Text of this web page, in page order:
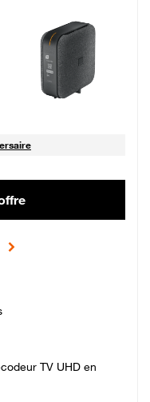
par mois, Sans engagement
TV UHD en